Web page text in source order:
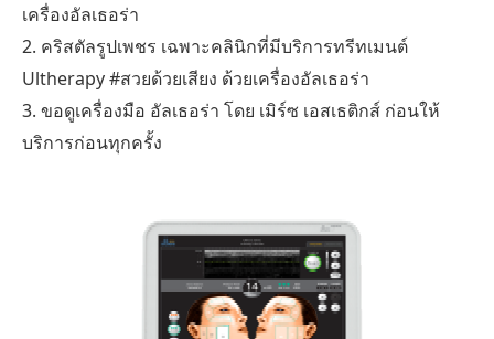
เครื่องอัลเธอร่า
2. คริสตัลรูปเพชร เฉพาะคลินิกที่มีบริการทรีทเมนต์
Ultherapy #สวยด้วยเสียง ด้วยเครื่องอัลเธอร่า
3. ขอดูเครื่องมือ อัลเธอร่า โดย เมิร์ซ เอสเธติกส์ ก่อนให้
บริการก่อนทุกครั้ง